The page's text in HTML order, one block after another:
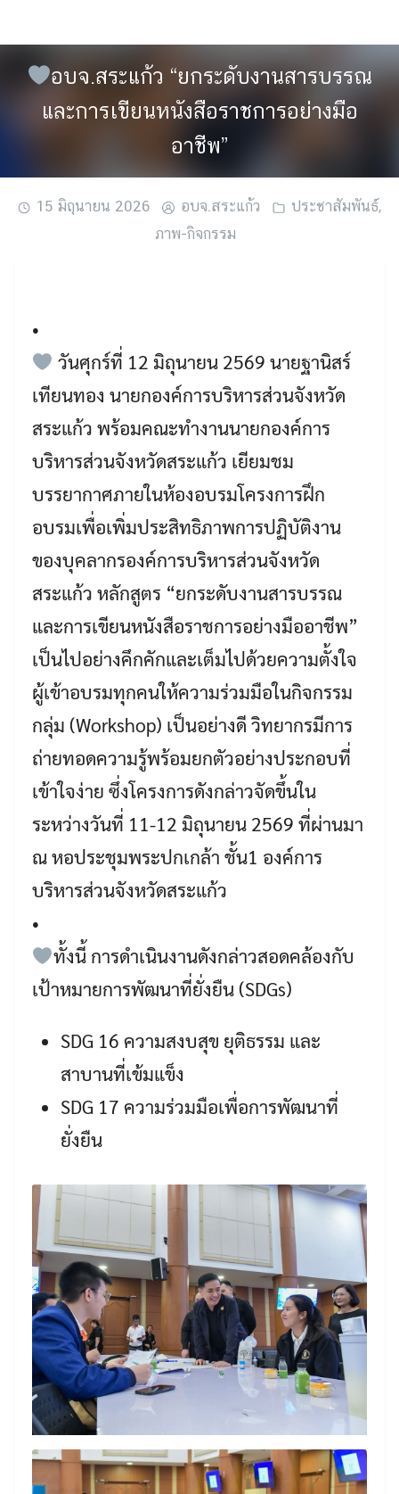
อบจ.สระแก้ว “ยกระดับงานสารบรรณ
และการเขียนหนังสือราชการอย่างมือ
อาชีพ”
15 มิถุนายน 2026 อบจ.สระแก้ว ประชาสัมพันธ์,
ภาพ-กิจกรรม
•
วันศุกร์ที่ 12 มิถุนายน 2569 นายฐานิสร์
เทียนทอง นายกองค์การบริหารส่วนจังหวัด
สระแก้ว พร้อมคณะทำงานนายกองค์การ
บริหารส่วนจังหวัดสระแก้ว เยียมชม
บรรยากาศภายในห้องอบรมโครงการฝึก
อบรมเพื่อเพิ่มประสิทธิภาพการปฏิบัติงาน
ของบุคลากรองค์การบริหารส่วนจังหวัด
สระแก้ว หลักสูตร “ยกระดับงานสารบรรณ
และการเขียนหนังสือราชการอย่างมืออาชีพ”
เป็นไปอย่างคึกคักและเต็มไปด้วยความตั้งใจ
ผู้เข้าอบรมทุกคนให้ความร่วมมือในกิจกรรม
กลุ่ม (Workshop) เป็นอย่างดี วิทยากรมีการ
ถ่ายทอดความรู้พร้อมยกตัวอย่างประกอบที่
เข้าใจง่าย ซึ่งโครงการดังกล่าวจัดขึ้นใน
ระหว่างวันที่ 11-12 มิถุนายน 2569 ที่ผ่านมา
ณ หอประชุมพระปกเกล้า ชั้น1 องค์การ
บริหารส่วนจังหวัดสระแก้ว
•
ทั้งนี้ การดำเนินงานดังกล่าวสอดคล้องกับ
เป้าหมายการพัฒนาที่ยั่งยืน (SDGs)
SDG 16 ความสงบสุข ยุติธรรม และ
สาบานที่เข้มแข็ง
SDG 17 ความร่วมมือเพื่อการพัฒนาที่
ยั่งยืน